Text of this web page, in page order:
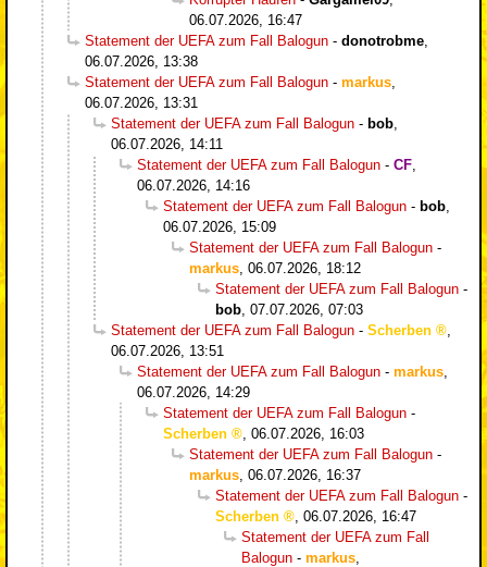
06.07.2026, 16:47
Statement der UEFA zum Fall Balogun - donotrobme
06.07.2026, 13:38
Statement der UEFA zum Fall Balogun - markus
06.07.2026, 13:31
Statement der UEFA zum Fall Balogun - bob
06.07.2026, 14:11
Statement der UEFA zum Fall Balogun - CF
06.07.2026, 14:16
Statement der UEFA zum Fall Balogun - bob
06.07.2026, 15:09
Statement der UEFA zum Fall Balogun -
markus 06.07.2026, 18:12
Statement der UEFA zum Fall Balogun -
bob 07.07.2026, 07:03
Statement der UEFA zum Fall Balogun - Scherben
06.07.2026, 13:51
Statement der UEFA zum Fall Balogun - markus
06.07.2026, 14:29
Statement der UEFA zum Fall Balogun -
Scherben
06.07.2026, 16:03
Statement der UEFA zum Fall Balogun -
markus 06.07.2026, 16:37
Statement der UEFA zum Fall Balogun -
Scherben
06.07.2026, 16:47
Statement der UEFA zum Fall
Balogun - markus